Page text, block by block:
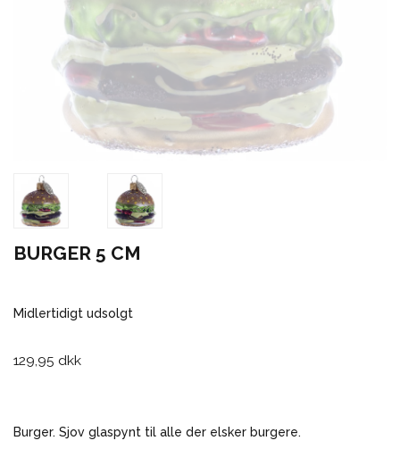
BURGER 5 CM
Midlertidigt udsolgt
129,95 dkk
Burger. Sjov glaspynt til alle der elsker burgere.